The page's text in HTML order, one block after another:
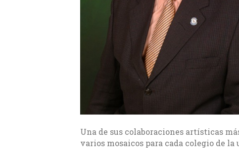
Una de sus colaboraciones artísticas
varios mosaicos para cada colegio de la